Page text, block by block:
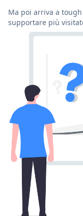
Ma poi arriva a
supportare più